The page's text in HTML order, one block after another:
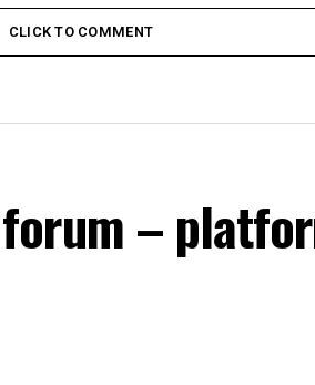
CLICK TO COMMENT
–